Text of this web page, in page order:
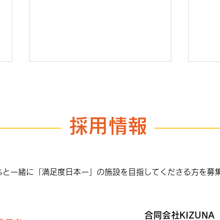
表
して
採用情報
と一緒に「満足度日本一」の施設を目指してくださる方を募
合同会社KIZUNA